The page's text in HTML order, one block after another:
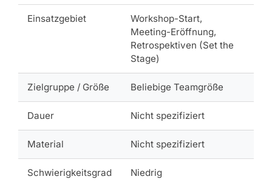
Einsatzgebiet
Workshop-Start,
Meeting-Eröffnung,
Retrospektiven (Set the
Stage)
Zielgruppe / Größe Beliebige Teamgröße
Dauer Nicht spezifiziert
Material Nicht spezifiziert
Schwierigkeitsgrad Niedrig